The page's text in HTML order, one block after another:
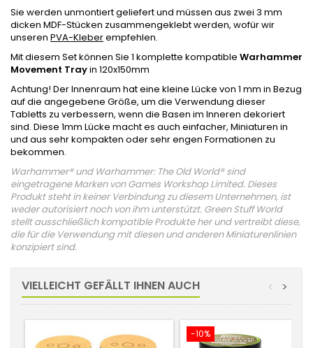
Sie werden unmontiert geliefert und müssen aus zwei 3 mm
dicken MDF-Stücken zusammengeklebt werden, wofür wir
unseren PVA-Kleberempfehlen.
Mit diesem Set können Sie 1 komplette kompatible Warhammer
Movement Trayin 120x150mm
Achtung! Der Innenraum hat eine kleine Lücke von 1 mm in Bezug
auf die angegebene Größe, um die Verwendung dieser
Tabletts zu verbessern, wenn die Basen im Inneren dekoriert
sind. Diese 1mm Lücke macht es auch einfacher, Miniaturen in
und aus sehr kompakten oder sehr engen Formationen zu
bekommen.
Warhammer® und Warhammer: The Old World® sind
eingetragene Marken von Games Workshop Limited. Dieses
Produkt steht in keiner Verbindung zu diesem Unternehmen, ist
weder autorisiert noch von ihm unterstützt. Green Stuff World
stellt ausschließlich kompatible Produkte her und vertreibt diese,
die für die Verwendung mit diesen und anderen Miniaturenlinien
konzipiert sind.
VIELLEICHT GEFÄLLT IHNEN AUCH >
<
-10%